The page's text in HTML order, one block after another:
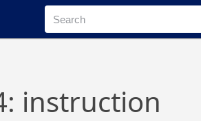
instruction